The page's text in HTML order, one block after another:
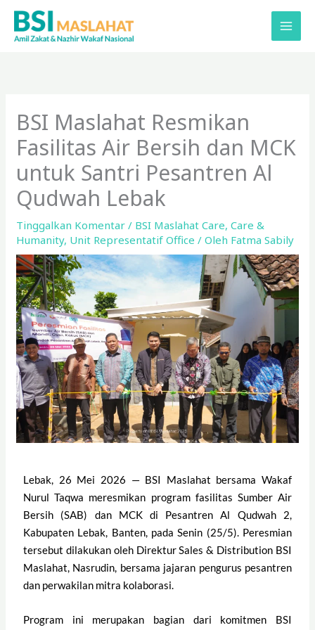
Lewati
konten
BSI Maslahat Resmikan
Fasilitas Air Bersih dan MCK
untuk Santri Pesantren Al
Qudwah Lebak
Tinggalkan Komentar / BSI Maslahat Care,Care &
Humanity, Unit Representatif Office / Oleh Fatma Sabily
Lebak, 26 Mei 2026 — BSI Maslahat bersama Wakaf
Nurul Taqwa meresmikan program fasilitas Sumber Air
Bersih (SAB) dan MCK di Pesantren Al Qudwah 2,
Kabupaten Lebak, Banten, pada Senin (25/5). Peresmian
tersebut dilakukan oleh Direktur Sales & Distribution BSI
Maslahat, Nasrudin, bersama jajaran pengurus pesantren
dan perwakilan mitra kolaborasi.
Program ini merupakan bagian dari komitmen BSI